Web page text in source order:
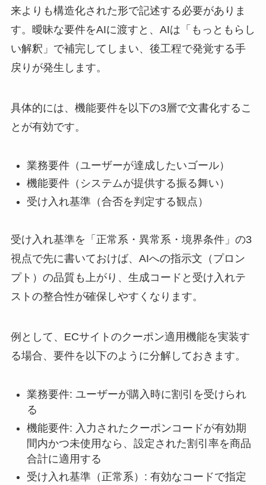
来よりも構造化された形で記述する必要がありま
す。曖昧な要件をAIに渡すと、AIは「もっともらし
い解釈」で補完してしまい、後工程で発覚する手
戻りが発生します。
具体的には、機能要件を以下の3層で文書化するこ
とが有効です。
業務要件（ユーザーが達成したいゴール）
機能要件（システムが提供する振る舞い）
受け入れ基準（合否を判定する観点）
受け入れ基準を「正常系・異常系・境界条件」の3
視点で先に書いておけば、AIへの指示文（プロン
プト）の品質も上がり、生成コードと受け入れテ
ストの整合性が確保しやすくなります。
例として、ECサイトのクーポン適用機能を実装す
る場合、要件を以下のように分解しておきます。
業務要件: ユーザーが購入時に割引を受けられ
る
機能要件: 入力されたクーポンコードが有効期
間内かつ未使用なら、設定された割引率を商品
合計に適用する
受け入れ基準（正常系）: 有効なコードで指定